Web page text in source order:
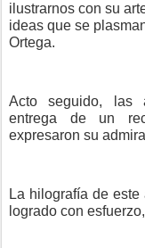
ilustrarnos con su
ideas que se
Ortega.
Acto seguido, las
entrega de un
expresaron su
La hilografía de
logrado con